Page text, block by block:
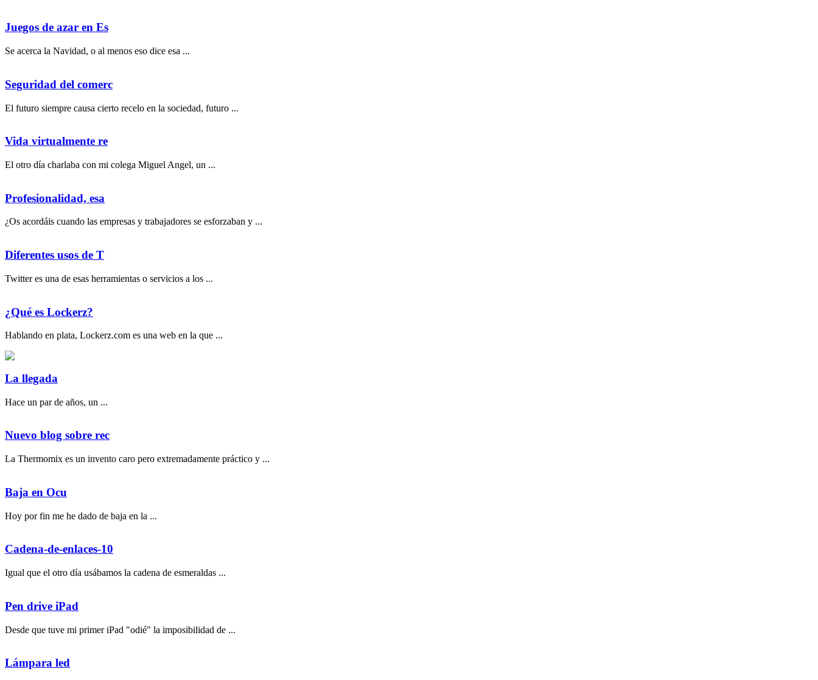
Juegos de azar en Es
Se acerca la Navidad, o al menos eso dice esa ...
Seguridad del comerc
El futuro siempre causa cierto recelo en la sociedad, futuro ...
Vida virtualmente re
El otro día charlaba con mi colega Miguel Angel, un ...
Profesionalidad, esa
¿Os acordáis cuando las empresas y trabajadores se esforzaban y ...
Diferentes usos de T
Twitter es una de esas herramientas o servicios a los ...
¿Qué es Lockerz?
Hablando en plata, Lockerz.com es una web en la que ...
La llegada
Hace un par de años, un ...
Nuevo blog sobre rec
La Thermomix es un invento caro pero extremadamente práctico y ...
Baja en Ocu
Hoy por fin me he dado de baja en la ...
Cadena-de-enlaces-10
Igual que el otro día usábamos la cadena de esmeraldas ...
Pen drive iPad
Desde que tuve mi primer iPad "odié" la imposibilidad de ...
Lámpara led